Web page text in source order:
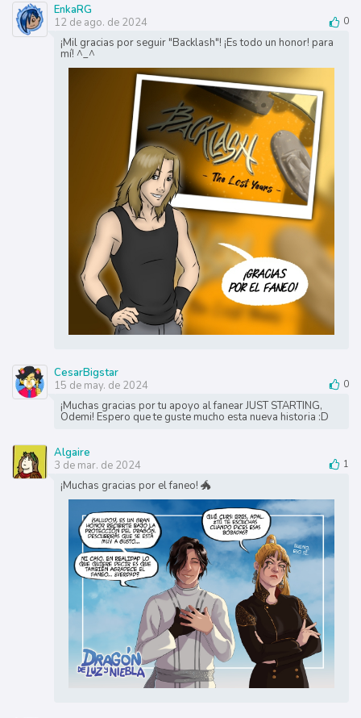
EnkaRG
12 de ago. de 2024
0
¡Mil gracias por seguir "Backlash"! ¡Es todo un honor! para
mí! ^_^
CesarBigstar
15 de may. de 2024
0
¡Muchas gracias por tu apoyo al fanear JUST STARTING,
Odemi! Espero que te guste mucho esta nueva historia :D
Algaire
3 de mar. de 2024
1
¡Muchas gracias por el faneo! 🐲